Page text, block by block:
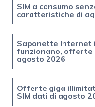
SIM a consumo
caratteristiche di
Saponette Internet
funzionano, offerte
agosto 2026
Offerte giga
SIM dati di agosto